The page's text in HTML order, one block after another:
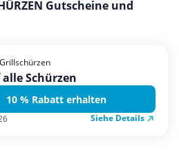
Gutscheine und
alle Schürzen
10 % Rabatt erhalten
Siehe Details